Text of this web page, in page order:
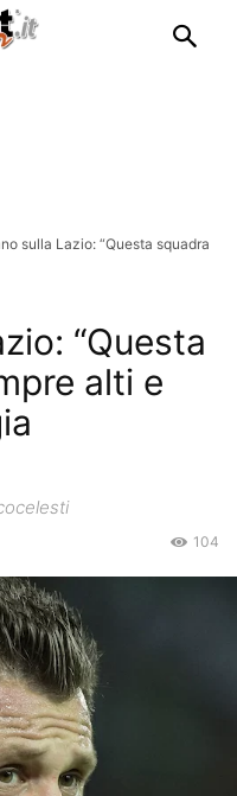
sulla Lazio: “Questa squadra
“Questa
alti e
104